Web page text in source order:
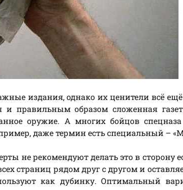
издания, однако их ценители всё
правильным образом сложенная
оружие. А многих бойцов
даже термин есть специальный –
не рекомендуют делать это в сторону
страниц рядом друг с другом и
как дубинку. Оптимальный